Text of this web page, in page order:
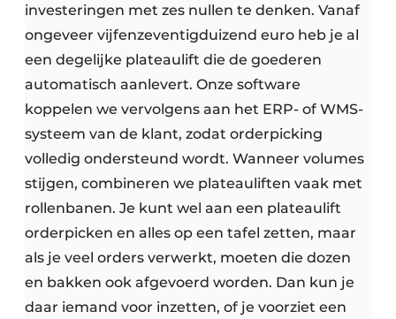
investeringen met zes nullen te denken. Vanaf
ongeveer vijfenzeventigduizend euro heb je al
een degelijke plateaulift die de goederen
automatisch aanlevert. Onze software
koppelen we vervolgens aan het ERP- of WMS-
systeem van de klant, zodat orderpicking
volledig ondersteund wordt. Wanneer volumes
stijgen, combineren we plateauliften vaak met
rollenbanen. Je kunt wel aan een plateaulift
orderpicken en alles op een tafel zetten, maar
als je veel orders verwerkt, moeten die dozen
en bakken ook afgevoerd worden. Dan kun je
daar iemand voor inzetten, of je voorziet een